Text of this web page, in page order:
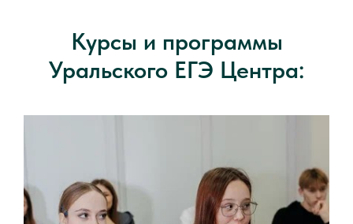
Курсы и программы
Уральского ЕГЭ Центра: